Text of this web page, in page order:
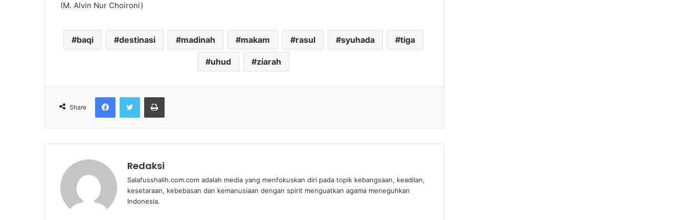
(M. Alvin Nur Choironi)
baqi destinasi madinah makam rasul syuhada tiga
uhud ziarah
Share
Redaksi
Salafusshalih.com.com adalah media yang menfokuskan diri pada topik kebangsaan, keadilan,
kesetaraan, kebebasan dan kemanusiaan dengan spirit menguatkan agama meneguhkan
Indonesia.